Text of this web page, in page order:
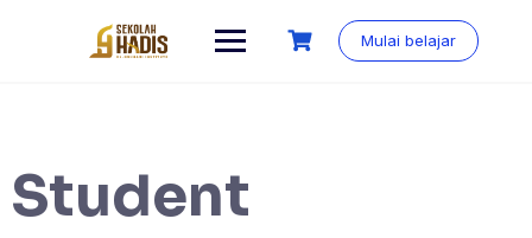
Mulai belajar
Student